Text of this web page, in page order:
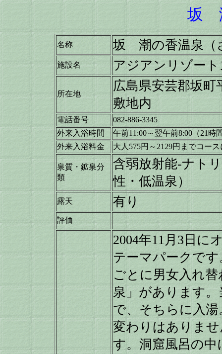
坂
名称 坂 潮の香温泉（
施設名 アジアンリゾー
所在地
広島県安芸郡坂
敷地内
電話番号
082-886-3345
外来入浴時間
午前11:00～翌午前8:00（21時
外来入浴料金
大人575円～2129円までコー
泉質・鉱泉分
類
含弱放射能-ナト
性・低温泉）
露天 有り
評価
2004年11月3日に
テーマパークで
ごとに男女入れ
泉」があります
で、そちらに入
変わりはありま
す。洞窟風呂の